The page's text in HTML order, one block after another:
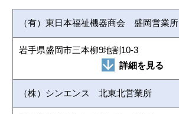
（有）東日本福祉機器商会 盛岡営業所
岩手県盛岡市三本柳9地割10-3
詳細を見る
（株）シンエンス 北東北営業所